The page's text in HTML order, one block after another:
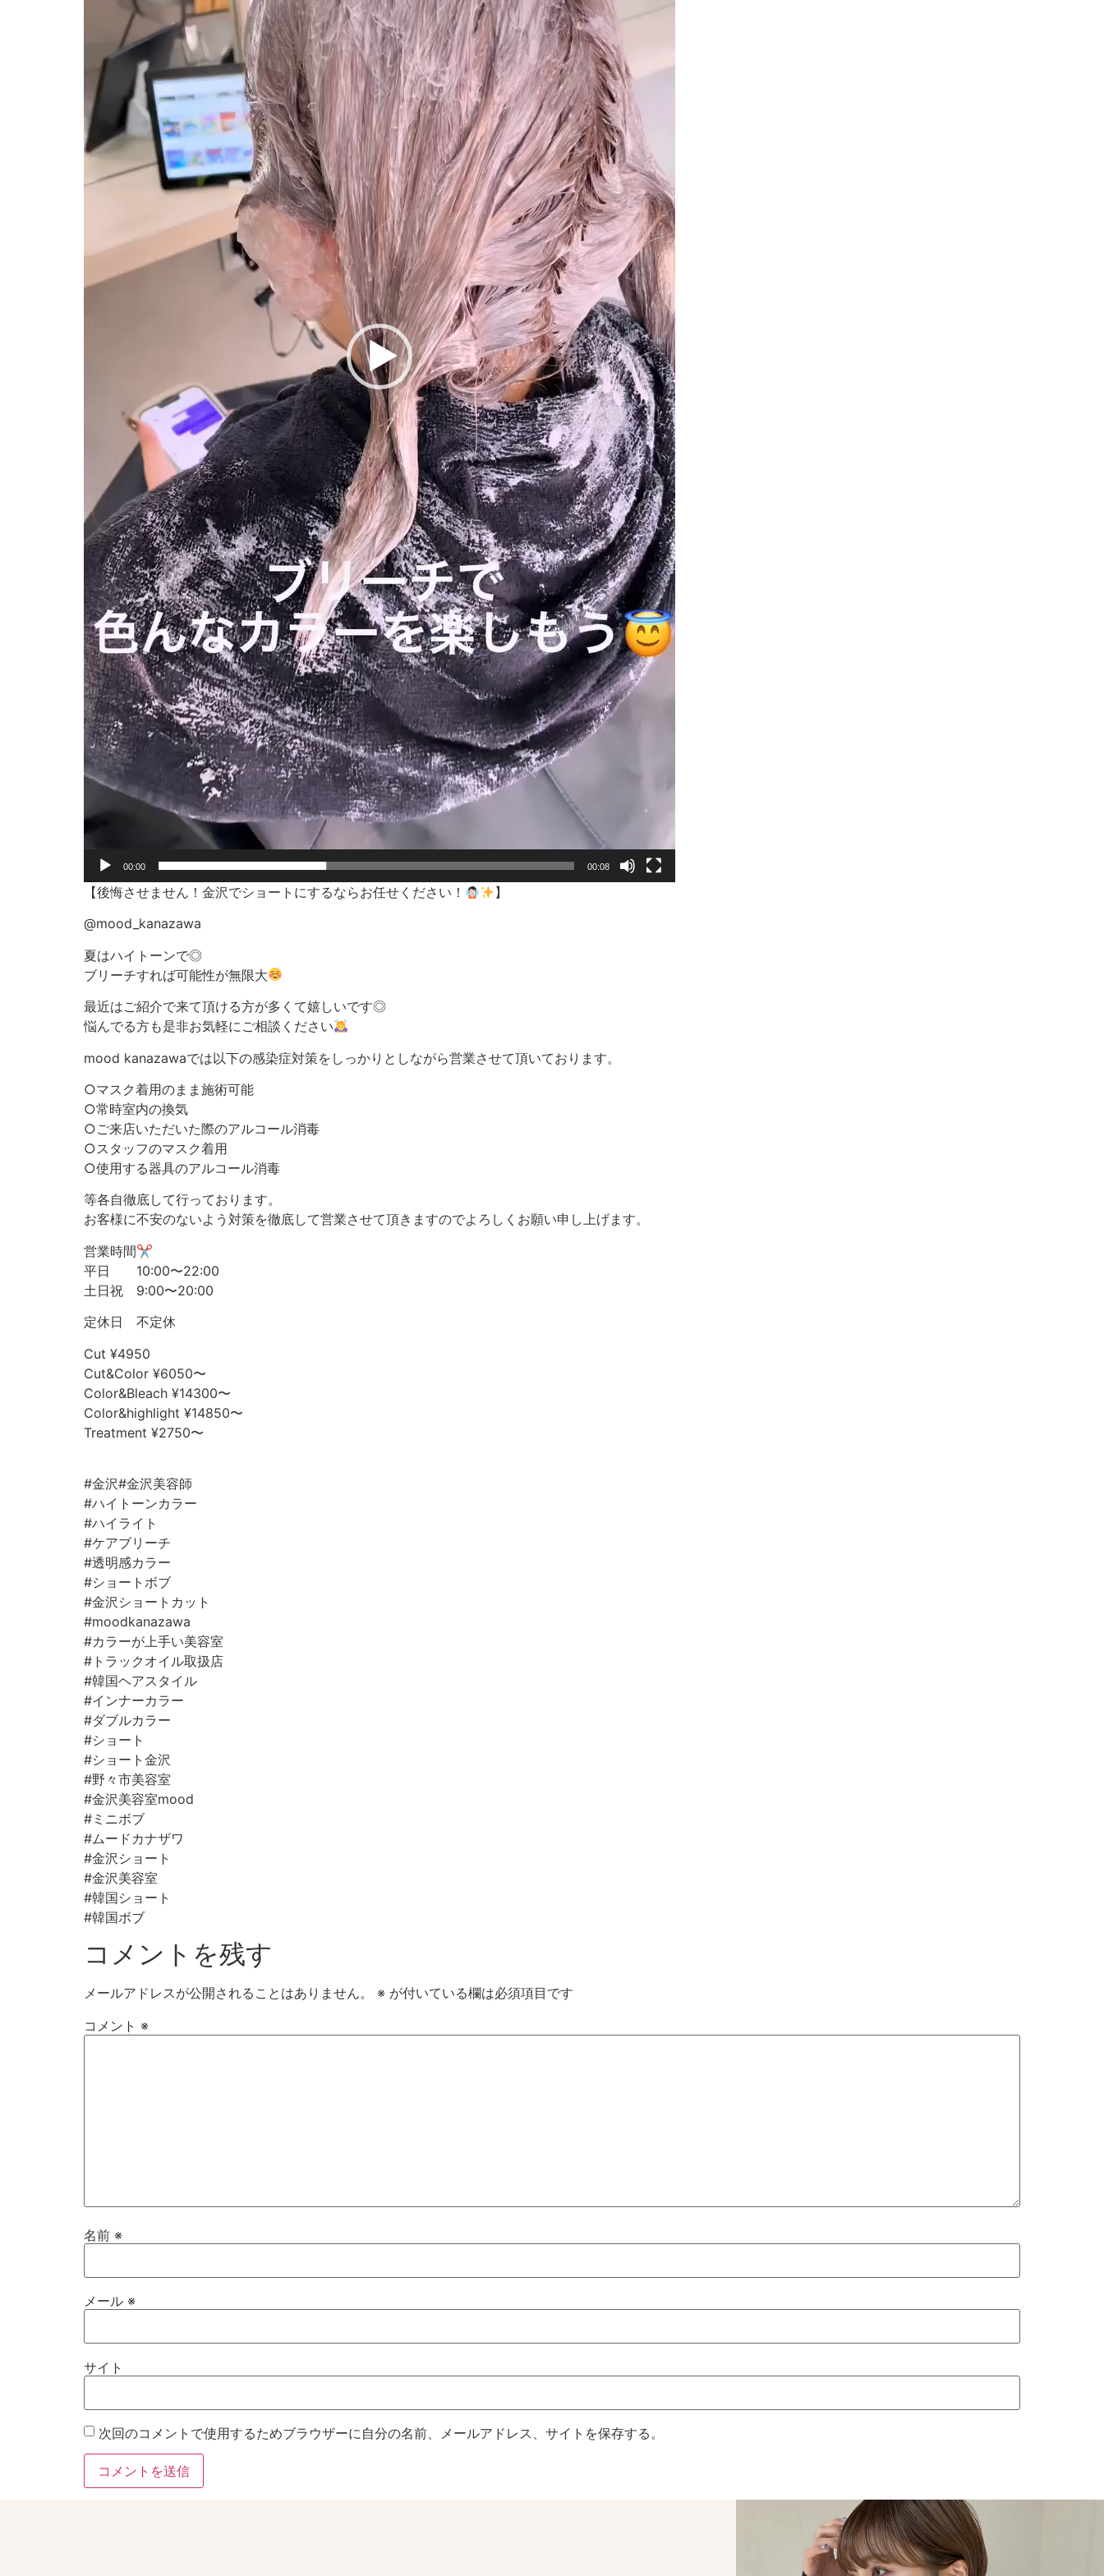
00:00 00:08
【後悔させません！金沢でショートにするならお任せください！
】
@mood_kanazawa
夏はハイトーンで◎
ブリーチすれば可能性が無限大
最近はご紹介で来て頂ける方が多くて嬉しいです◎
悩んでる方も是非お気軽にご相談ください
mood kanazawaでは以下の感染症対策をしっかりとしながら営業させて頂いております。
○マスク着用のまま施術可能
○常時室内の換気
○ご来店いただいた際のアルコール消毒
○スタッフのマスク着用
○使用する器具のアルコール消毒
等各自徹底して行っております。
お客様に不安のないよう対策を徹底して営業させて頂きますのでよろしくお願い申し上げます。
営業時間✂︎
平日 10:00〜22:00
土日祝 9:00〜20:00
定休日 不定休
Cut ¥4950
Cut&Color ¥6050〜
Color&Bleach ¥14300〜
Color&highlight ¥14850〜
Treatment ¥2750〜
#金沢#金沢美容師⠀
#ハイトーンカラー
#ハイライト⠀
#ケアブリーチ⠀
#透明感カラー⠀
#ショートボブ⠀
#金沢ショートカット⠀
#moodkanazawa ⠀
#カラーが上手い美容室⠀
#トラックオイル取扱店⠀
#韓国ヘアスタイル
#インナーカラー⠀
#ダブルカラー
#ショート
#ショート金沢
#野々市美容室⠀
#金沢美容室mood ⠀
#ミニボブ⠀
#ムードカナザワ⠀
#金沢ショート
#金沢美容室⠀
#韓国ショート
#韓国ボブ
コメントを残す
メールアドレスが公開されることはありません。 ※ が付いている欄は必須項目です
コメント ※
名前 ※
メール ※
サイト
次回のコメントで使用するためブラウザーに自分の名前、メールアドレス、サイトを保存する。